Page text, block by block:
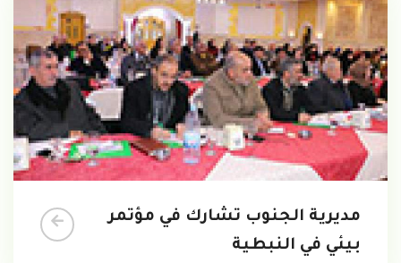
مديرية الجنوب تشارك في مؤتمر
بيئي في النبطية